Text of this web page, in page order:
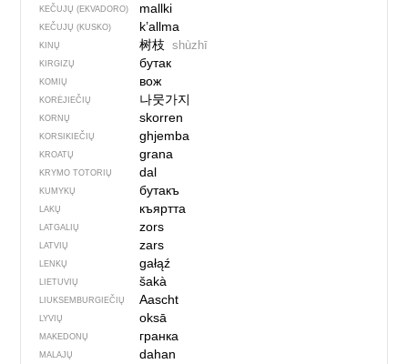
KEČUJŲ (EKVADORO) mallki
KEČUJŲ (KUSKO) k’allma
KINŲ 树枝 shùzhī
KIRGIZŲ бутак
KOMIŲ вож
KORĖJIEČIŲ 나뭇가지
KORNŲ skorren
KORSIKIEČIŲ ghjemba
KROATŲ grana
KRYMO TOTORIŲ dal
KUMYKŲ бутакъ
LAKŲ къяртта
LATGALIŲ zors
LATVIŲ zars
LENKŲ gałąź
LIETUVIŲ šakà
LIUKSEMBURGIEČIŲ Aascht
LYVIŲ oksā
MAKEDONŲ гранка
MALAJŲ dahan